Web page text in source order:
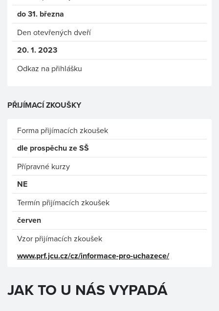
do 31. března
Den otevřených dveří
20. 1. 2023
Odkaz na přihlášku
PŘIJÍMACÍ ZKOUŠKY
Forma přijímacích zkoušek
dle prospěchu ze SŠ
Přípravné kurzy
NE
Termín přijímacích zkoušek
červen
Vzor přijímacích zkoušek
www.prf.jcu.cz/cz/informace-pro-uchazece/
JAK TO U NÁS VYPADÁ